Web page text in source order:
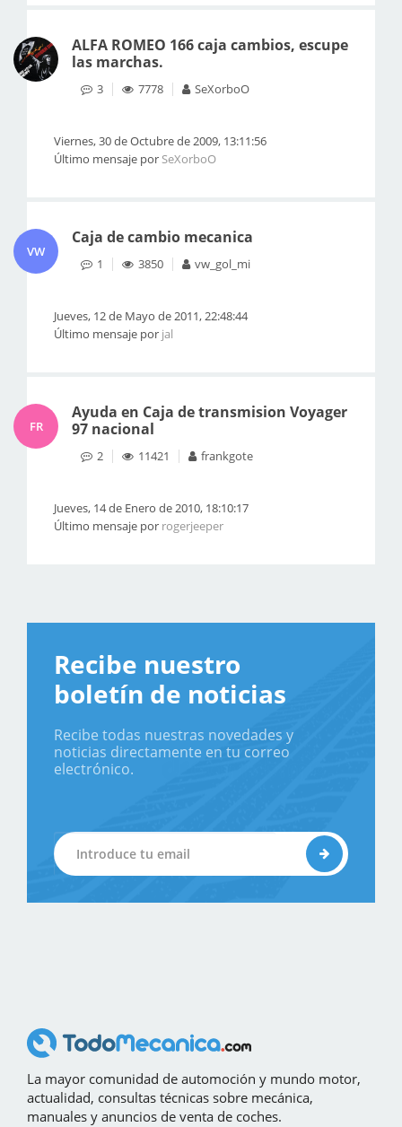
ALFA ROMEO 166 caja cambios, escupe
las marchas.
3 7778 SeXorboO
Viernes, 30 de Octubre de 2009, 13:11:56
Último mensaje por SeXorboO
VW
Caja de cambio mecanica
1 3850 vw_gol_mi
Jueves, 12 de Mayo de 2011, 22:48:44
Último mensaje por jal
FR
Ayuda en Caja de transmision Voyager
97 nacional
2 11421 frankgote
Jueves, 14 de Enero de 2010, 18:10:17
Último mensaje por rogerjeeper
Recibe nuestro
boletín de noticias
Recibe todas nuestras novedades y
noticias directamente en tu correo
electrónico.
La mayor comunidad de automoción y mundo motor,
actualidad, consultas técnicas sobre mecánica,
manuales y anuncios de venta de coches.